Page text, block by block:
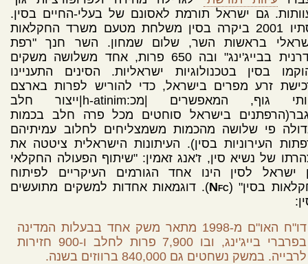
גם ישראל תורמת לאסונם של בעלי-החיים בסין.
בסתיו 2001 ביקרה בסין משלחת מטעם משרד החקלאות
בראשות השר, שלום שמחון. השר חנך "רפת
מודרנית בבייג'ינג" ובה 650 פרות, אחד משלושה משקים
בסין בטכנולוגיות ישראליות. הסינים התעניינו
זרע מפרים בישראל, כדי להוריש לפרות בארצם
עיוותי גוף, המאפשרים |מכ:h-atinim|ייצור חלב
בישראל סוחטים מכל פרה חלב בכמות
פי שלושה מהכמות משמצליחים לחלוב עמיתיהם
העירוניות בסין). העיתונות הישראלית ציטטה את
של נשיא סין, ז'אנג זאמין: "שיתוף הפעולה החקלאי
ישראל לסין הינו אחד הגורמים העיקריים לפיתוח
בסין" (Nfc). דוגמאות אחדות למשקים מתועשים
דו"ח האו"ם מ-1998 מתאר משק אחד בבעלות המדינה
בפרברי בייג'ינג, ובו 7,900 פרות לחלב ו-900 חזירות
לרבייה. במשק נשחטים גם 840,000 ברווזים בשנה.